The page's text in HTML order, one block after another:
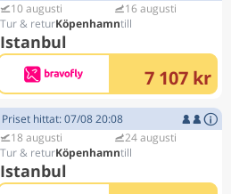
10 augusti
Köpenhamn
Istanbul
16 augusti
7 107 kr
Priset hittat: 07/08 20:08
18 augusti
Köpenhamn
Istanbul
24 augusti